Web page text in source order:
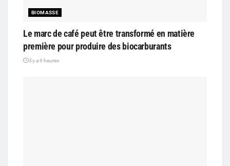
BIOMASSE
Le marc de café peut être transformé en matière
première pour produire des biocarburants
il y a 9 heures